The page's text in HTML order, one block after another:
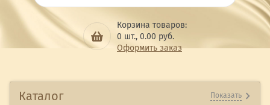
Корзина товаров:
0 шт., 0.00 руб.
Оформить заказ
Каталог Показать